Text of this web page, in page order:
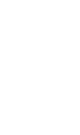
in de